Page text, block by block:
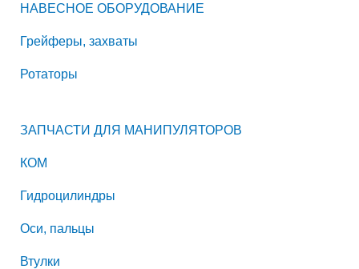
НАВЕСНОЕ ОБОРУДОВАНИЕ
Грейферы, захваты
Ротаторы
ЗАПЧАСТИ ДЛЯ МАНИПУЛЯТОРОВ
КОМ
Гидроцилиндры
Оси, пальцы
Втулки